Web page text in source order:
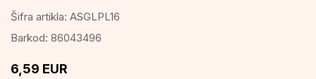
Šifra artikla: ASGLPL16
Barkod: 86043496
6,59 EUR